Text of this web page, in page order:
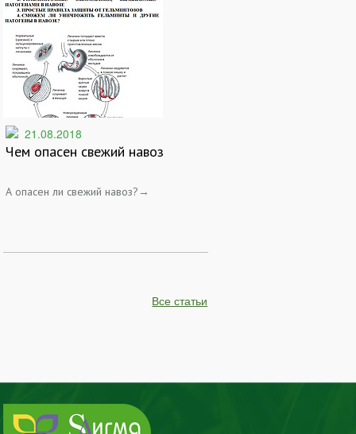
21.08.2018
Чем опасен свежий навоз
А опасен ли свежий навоз?→
Все статьи